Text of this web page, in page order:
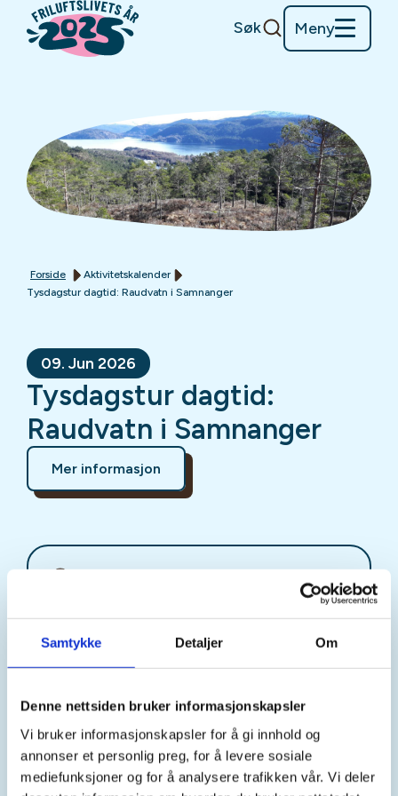
Samtykke Detaljer Om
Denne nettsiden bruker informasjonskapsler
Vi bruker informasjonskapsler for å gi innhold og
annonser et personlig preg, for å levere sosiale
mediefunksjoner og for å analysere trafikken vår. Vi deler
Søk Meny
Forside
Aktivitetskalender
Tysdagstur dagtid: Raudvatn i Samnanger
09. Jun 2026
Tysdagstur dagtid:
Raudvatn i Samnanger
Mer informasjon
09. Jun 2026
Kl. 10.00 - 15.00